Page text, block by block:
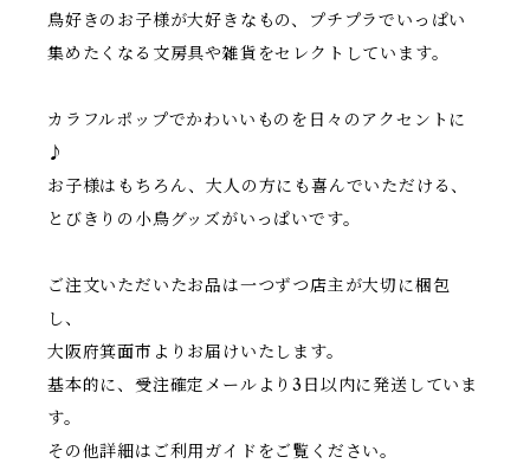
鳥好きのお子様が大好きなもの、プチプラでいっぱい
集めたくなる文房具や雑貨をセレクトしています。
カラフルポップでかわいいものを日々のアクセントに
♪
お子様はもちろん、大人の方にも喜んでいただける、
とびきりの小鳥グッズがいっぱいです。
ご注文いただいたお品は一つずつ店主が大切に梱包
し、
大阪府箕面市よりお届けいたします。
基本的に、受注確定メールより3日以内に発送していま
す。
その他詳細はご利用ガイドをご覧ください。